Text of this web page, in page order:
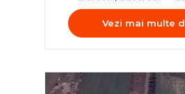
Vezi mai multe